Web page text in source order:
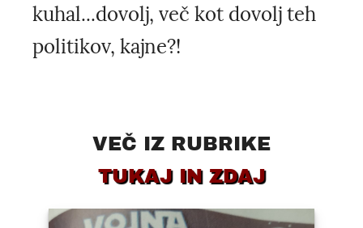
kuhal...dovolj, več kot dovolj teh
politikov, kajne?!
VEČ IZ RUBRIKE
TUKAJ IN ZDAJ